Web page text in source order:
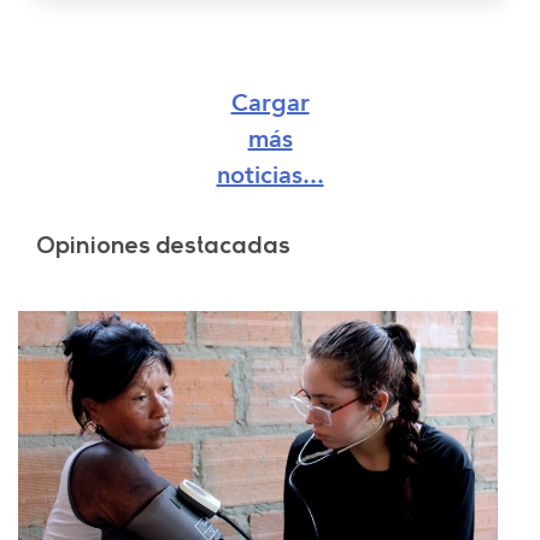
Cargar
más
noticias...
Opiniones destacadas